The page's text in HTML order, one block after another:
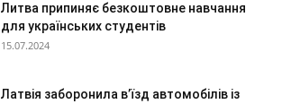
Литва припиняє безкоштовне навчання
для українських студентів
15.07.2024
Латвія заборонила в’їзд автомобілів із